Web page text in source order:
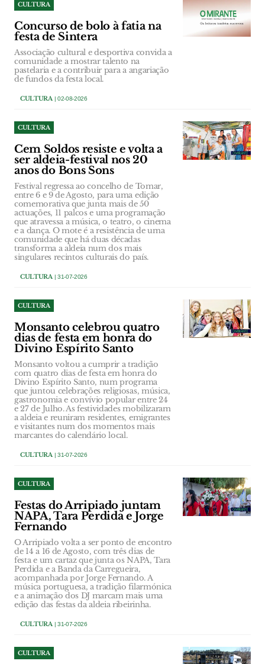
CULTURA
Concurso de bolo à fatia na
festa de Sintera
Associação cultural e desportiva convida a
comunidade a mostrar talento na
pastelaria e a contribuir para a angariação
de fundos da festa local.
CULTURA| 02-08-2026
CULTURA
Cem Soldos resiste e volta a
ser aldeia-festival nos 20
anos do Bons Sons
Festival regressa ao concelho de Tomar,
entre 6 e 9 de Agosto, para uma edição
comemorativa que junta mais de 50
actuações, 11 palcos e uma programação
que atravessa a música, o teatro, o cinema
e a dança. O mote é a resistência de uma
comunidade que há duas décadas
transforma a aldeia num dos mais
singulares recintos culturais do país.
CULTURA| 31-07-2026
CULTURA
Monsanto celebrou quatro
dias de festa em honra do
Divino Espírito Santo
Monsanto voltou a cumprir a tradição
com quatro dias de festa em honra do
Divino Espírito Santo, num programa
que juntou celebrações religiosas, música,
gastronomia e convívio popular entre 24
e 27 de Julho. As festividades mobilizaram
a aldeia e reuniram residentes, emigrantes
e visitantes num dos momentos mais
marcantes do calendário local.
CULTURA| 31-07-2026
CULTURA
Festas do Arripiado juntam
NAPA, Tara Perdida e Jorge
Fernando
O Arripiado volta a ser ponto de encontro
de 14 a 16 de Agosto, com três dias de
festa e um cartaz que junta os NAPA, Tara
Perdida e a Banda da Carregueira,
acompanhada por Jorge Fernando. A
música portuguesa, a tradição filarmónica
e a animação dos DJ marcam mais uma
edição das festas da aldeia ribeirinha.
CULTURA| 31-07-2026
CULTURA